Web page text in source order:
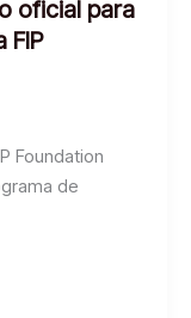
oficial para
FIP
Foundation
de